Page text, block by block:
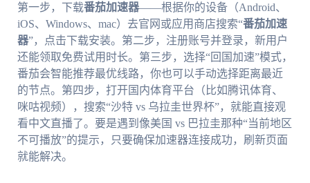
第一步，下载番茄加速器——根据你的设备（Android、
iOS、Windows、mac）去官网或应用商店搜索“番茄加速
器”，点击下载安装。第二步，注册账号并登录，新用户
还能领取免费试用时长。第三步，选择“回国加速”模式，
番茄会智能推荐最优线路，你也可以手动选择距离最近
的节点。第四步，打开国内体育平台（比如腾讯体育、
咪咕视频），搜索“沙特 vs 乌拉圭世界杯”，就能直接观
看中文直播了。要是遇到像美国 vs 巴拉圭那种“当前地区
不可播放”的提示，只要确保加速器连接成功，刷新页面
就能解决。